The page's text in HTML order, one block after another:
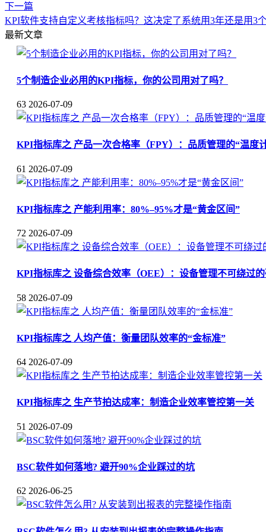
下一篇
KPI软件支持自定义考核指标吗？这决定了系统用3年还是用3
最新文章
5个制造企业必用的KPI指标，你的公司用对了吗？
63 2026-07-09
KPI指标库之 产品一次合格率（FPY）：品质管理的“温度
61 2026-07-09
KPI指标库之 产能利用率：80%–95%才是“黄金区间”
72 2026-07-09
KPI指标库之 设备综合效率（OEE）：设备管理不可绕过
58 2026-07-09
KPI指标库之 人均产值：衡量团队效率的“金标准”
64 2026-07-09
KPI指标库之 生产节拍达成率：制造企业效率管控第一关
51 2026-07-09
BSC软件如何落地? 避开90%企业踩过的坑
62 2026-06-25